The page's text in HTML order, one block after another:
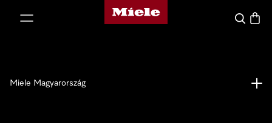
Miele honlapja
Kereses
Miele Magyarország